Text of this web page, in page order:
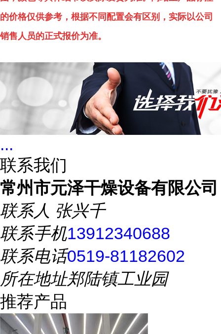
的价格仅供参考，根据不同配置会有区别，实际以公司
销售人员的正式报价为准。
...
联系我们
常州市元泽干燥设备有限公司
联系人 张兴千
联系手机13912340688
联系电话0519-81182602
所在地址郑陆镇工业园
推荐产品